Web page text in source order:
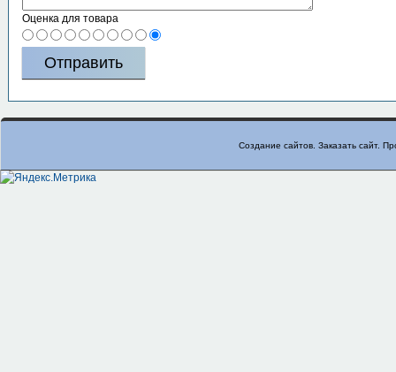
Оценка для товара
Создание сайтов. Заказать сайт.